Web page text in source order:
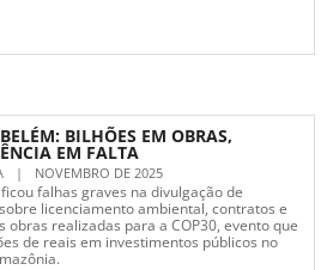
BILHÕES EM OBRAS,
EM FALTA
| NOVEMBRO DE 2025
falhas graves na divulgação de
licenciamento ambiental, contratos e
obras realizadas para a COP30, evento que
de reais em investimentos públicos no